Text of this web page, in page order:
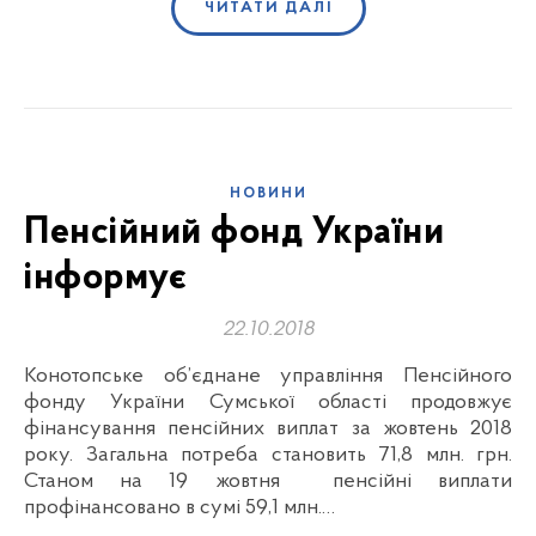
ЧИТАТИ ДАЛІ
НОВИНИ
Пенсійний фонд України
інформує
22.10.2018
Конотопське об’єднане управління Пенсійного
фонду України Сумської області продовжує
фінансування пенсійних виплат за жовтень 2018
року. Загальна потреба становить 71,8 млн. грн.
Станом на 19 жовтня пенсійні виплати
профінансовано в сумі 59,1 млн.…